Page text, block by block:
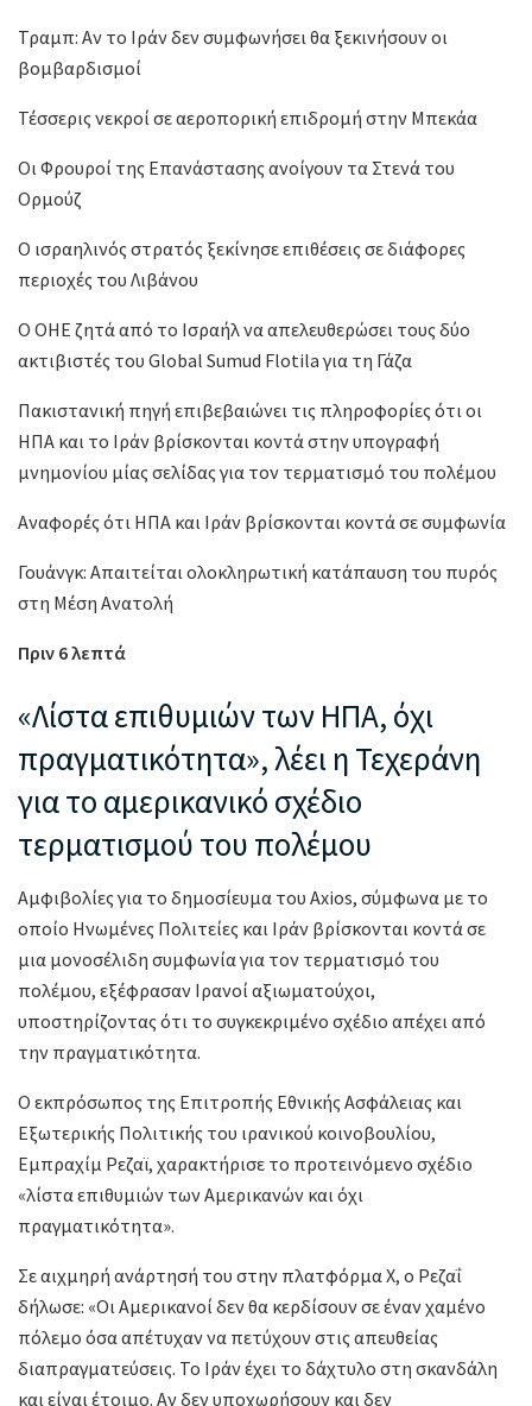
Τραμπ: Αν το Ιράν δεν συμφωνήσει θα ξεκινήσουν οι
βομβαρδισμοί
Τέσσερις νεκροί σε αεροπορική επιδρομή στην Μπεκάα
Οι Φρουροί της Επανάστασης ανοίγουν τα Στενά του
Ορμούζ
Ο ισραηλινός στρατός ξεκίνησε επιθέσεις σε διάφορες
περιοχές του Λιβάνου
Ο ΟΗΕ ζητά από το Ισραήλ να απελευθερώσει τους δύο
ακτιβιστές του Global Sumud Flotila για τη Γάζα
Πακιστανική πηγή επιβεβαιώνει τις πληροφορίες ότι οι
ΗΠΑ και το Ιράν βρίσκονται κοντά στην υπογραφή
μνημονίου μίας σελίδας για τον τερματισμό του πολέμου
Αναφορές ότι ΗΠΑ και Ιράν βρίσκονται κοντά σε συμφωνία
Γουάνγκ: Απαιτείται ολοκληρωτική κατάπαυση του πυρός
στη Μέση Ανατολή
Πριν 6 λεπτά
«Λίστα επιθυμιών των ΗΠΑ, όχι
πραγματικότητα», λέει η Τεχεράνη
για το αμερικανικό σχέδιο
τερματισμού του πολέμου
Αμφιβολίες για το δημοσίευμα του Axios, σύμφωνα με το
οποίο Ηνωμένες Πολιτείες και Ιράν βρίσκονται κοντά σε
μια μονοσέλιδη συμφωνία για τον τερματισμό του
πολέμου, εξέφρασαν Ιρανοί αξιωματούχοι,
υποστηρίζοντας ότι το συγκεκριμένο σχέδιο απέχει από
την πραγματικότητα.
Ο εκπρόσωπος της Επιτροπής Εθνικής Ασφάλειας και
Εξωτερικής Πολιτικής του ιρανικού κοινοβουλίου,
Εμπραχίμ Ρεζαϊ, χαρακτήρισε το προτεινόμενο σχέδιο
«λίστα επιθυμιών των Αμερικανών και όχι
πραγματικότητα».
Σε αιχμηρή ανάρτησή του στην πλατφόρμα X, ο Ρεζαΐ
δήλωσε: «Οι Αμερικανοί δεν θα κερδίσουν σε έναν χαμένο
πόλεμο όσα απέτυχαν να πετύχουν στις απευθείας
διαπραγματεύσεις. Το Ιράν έχει το δάχτυλο στη σκανδάλη
και είναι έτοιμο. Αν δεν υποχωρήσουν και δεν